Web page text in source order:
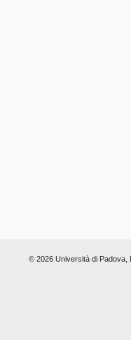
© 2026 Università di Padova,